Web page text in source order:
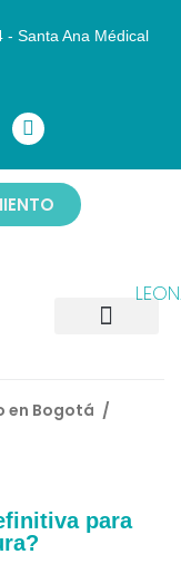
- Santa Ana Médical
en Bogotá /
para